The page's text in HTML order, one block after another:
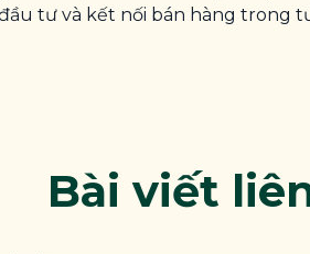
tư và kết nối bán hàng trong
Bài viết